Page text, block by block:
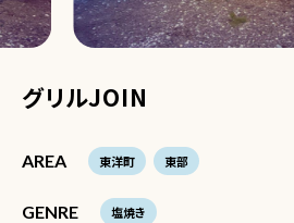
グリルJOIN
AREA 東洋町 東部
GENRE 塩焼き